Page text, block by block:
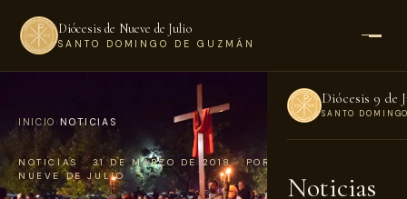
Diócesis de Nueve de Julio
SANTO DOMINGO DE GUZMÁN
Diócesis 9 de
SANTO
Noticias
INICIO › NOTICIAS
NOTICIAS · 31 DE MARZO DE 2018 · POR DIÓCESIS DE
NUEVE DE JULIO